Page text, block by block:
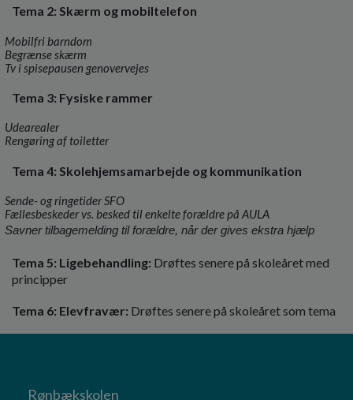
Tema 2: Skærm og mobiltelefon
Mobilfri barndom
Begrænse skærm
Tv i spisepausen genovervejes
Tema 3: Fysiske rammer
Udearealer
Rengøring af toiletter
Tema 4: Skolehjemsamarbejde og kommunikation
Sende- og ringetider SFO
Fællesbeskeder vs. besked til enkelte forældre på AULA
Savner tilbagemelding til forældre, når der gives ekstra hjælp
Tema 5: Ligebehandling: Drøftes senere på skoleåret med
principper
Tema 6: Elevfravær: Drøftes senere på skoleåret som tema
Rønbækskolen